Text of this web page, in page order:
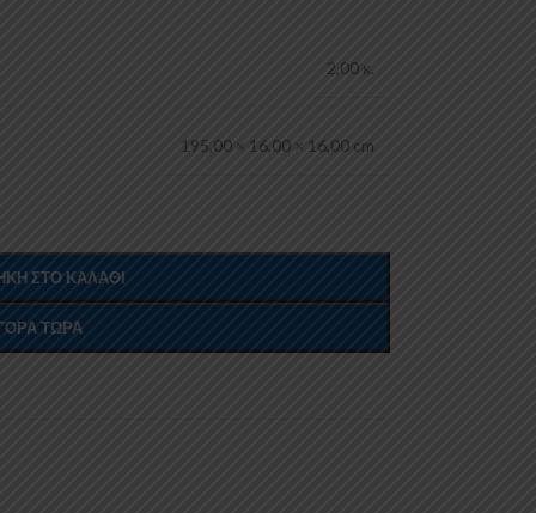
2,00 κ.
195,00 × 16,00 × 16,00 cm
ΣΤΟ ΚΑΛΆΘΙ
ΤΏΡΑ